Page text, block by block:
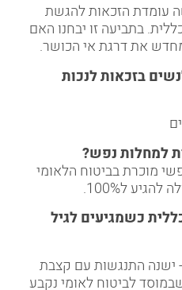
עומדת הזכאות להגשת
בתביעה זו יבחנו האם
את דרגת אי הכושר.
בזכאות לנכות
למחלות נפש?
מוכרת בביטוח הלאומי
ל100%.
כשמגיעים לגיל
ישנה התנגשות עם קצבת
לביטוח לאומי נקבע